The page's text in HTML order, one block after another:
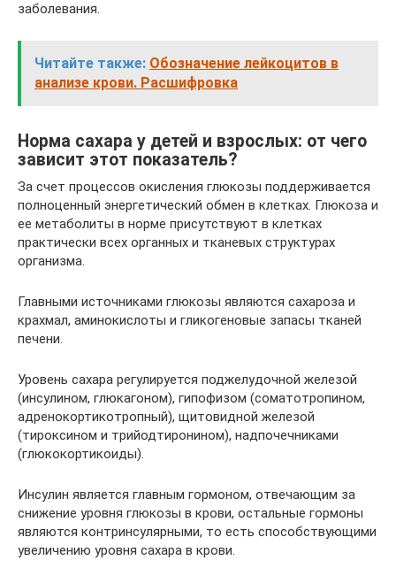
заболевания.
Читайте также: Обозначение лейкоцитов в
анализе крови. Расшифровка
Норма сахара у детей и взрослых: от чего
зависит этот показатель?
За счет процессов окисления глюкозы поддерживается
полноценный энергетический обмен в клетках. Глюкоза и
ее метаболиты в норме присутствуют в клетках
практически всех органных и тканевых структурах
организма.
Главными источниками глюкозы являются сахароза и
крахмал, аминокислоты и гликогеновые запасы тканей
печени.
Уровень сахара регулируется поджелудочной железой
(инсулином, глюкагоном), гипофизом (соматотропином,
адренокортикотропный), щитовидной железой
(тироксином и трийодтиронином), надпочечниками
(глюкокортикоиды).
Инсулин является главным гормоном, отвечающим за
снижение уровня глюкозы в крови, остальные гормоны
являются контринсулярными, то есть способствующими
увеличению уровня сахара в крови.